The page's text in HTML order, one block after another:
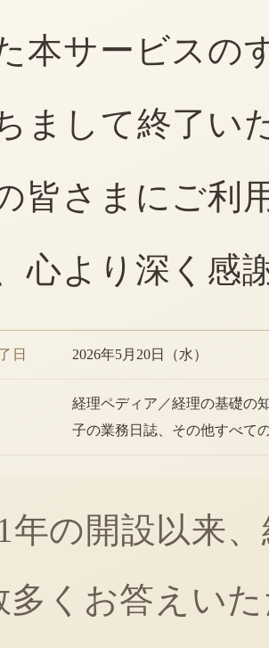
本サービスの
まして終了い
皆さまにご利
心より深く感
日 2026年5月20日（水）
経理ペディア／経理の基礎の
子の業務日誌、その他すべて
年の開設以来
多くお答えい